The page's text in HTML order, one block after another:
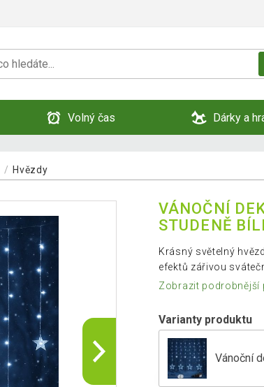
Volný čas Dárky a
Hvězdy
VÁNOČNÍ
STUDENĚ
Krásný světelný
efektů zářivou
Zobrazit podrobnější
Varianty produktu
Vánoční